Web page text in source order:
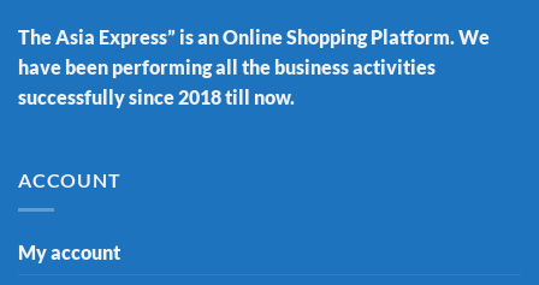
The Asia Express” is an Online Shopping Platform. We
have been performing all the business activities
successfully since 2018 till now.
ACCOUNT
My account